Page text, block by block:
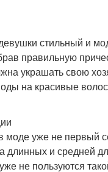
стильный и
правильную
украшать свою
на красивые
моде уже не первый
длинных и средней
не пользуются